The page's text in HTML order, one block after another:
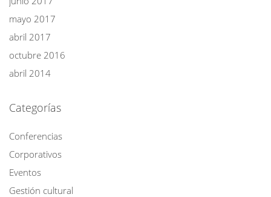
mayo 2017
abril 2017
octubre 2016
abril 2014
Categorías
Conferencias
Corporativos
Eventos
Gestión cultural